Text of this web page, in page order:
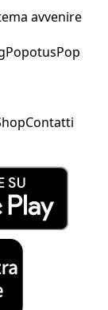
avvenire
PopotusPop
Contatti